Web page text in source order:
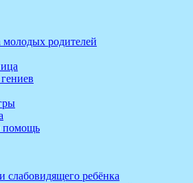
молодых родителей
помощь
слабовидящего ребёнка